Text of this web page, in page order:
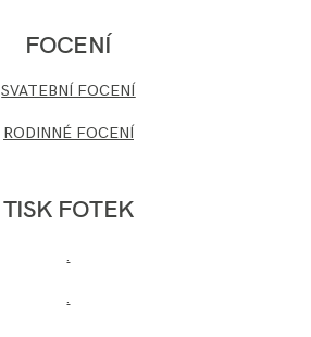
FOCENÍ
TISK FOTEK
.
SVATEBNÍ FOCENÍ
RODINNÉ FOCENÍ
.